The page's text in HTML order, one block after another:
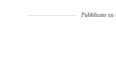
Pubblicato su